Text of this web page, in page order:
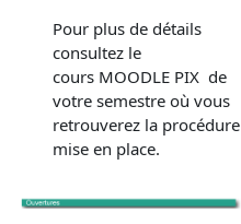
Pour plus de détails
consultez le
cours MOODLE PIX de
votre semestre où vous
retrouverez la procédure
mise en place.